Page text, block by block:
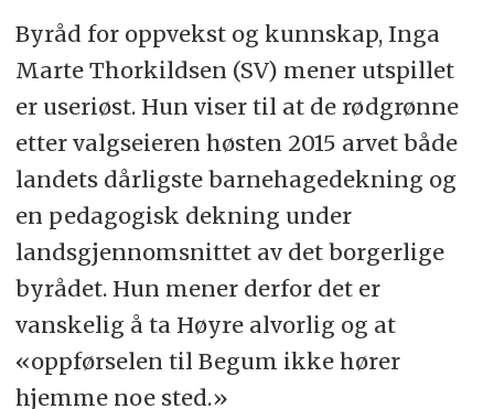
Byråd for oppvekst og kunnskap, Inga
Marte Thorkildsen (SV) mener utspillet
er useriøst. Hun viser til at de rødgrønne
etter valgseieren høsten 2015 arvet både
landets dårligste barnehagedekning og
en pedagogisk dekning under
landsgjennomsnittet av det borgerlige
byrådet. Hun mener derfor det er
vanskelig å ta Høyre alvorlig og at
«oppførselen til Begum ikke hører
hjemme noe sted.»